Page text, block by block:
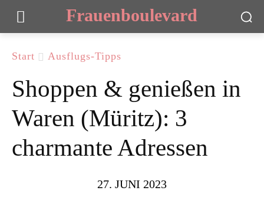
Frauenboulevard
Start Ausflugs-Tipps
Shoppen & genießen in
Waren (Müritz): 3
charmante Adressen
27. JUNI 2023